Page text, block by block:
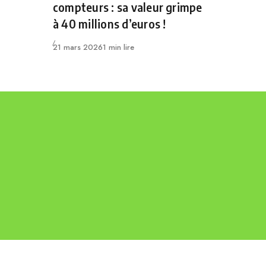
compteurs : sa valeur grimpe
à 40 millions d’euros !
Publié
21 mars 20261 min lire